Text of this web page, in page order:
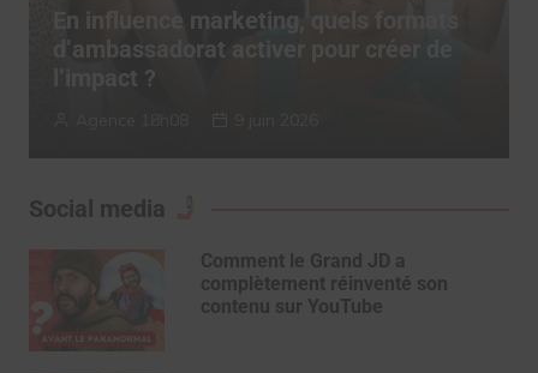
TERRITORY Influence dévoile son
“Authenticity System” pour
influence et confiance
Social media
Comment le Grand JD a
complètement réinventé son
contenu sur YouTube